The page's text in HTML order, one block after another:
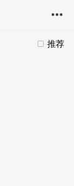
推荐